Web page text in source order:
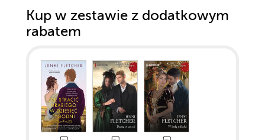
Kup w zestawie z dodatkowym
rabatem